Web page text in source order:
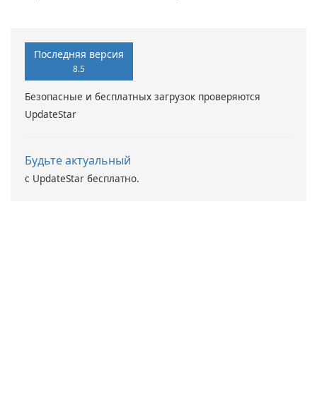
Последняя версия
8.5
Безопасные и бесплатных загрузок проверяются
UpdateStar
Будьте актуальный
с UpdateStar бесплатно.